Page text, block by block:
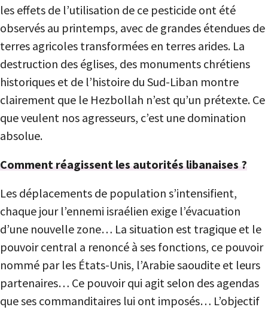
les effets de l’utilisation de ce pesticide ont été
observés au printemps, avec de grandes étendues de
terres agricoles transformées en terres arides. La
destruction des églises, des monuments chrétiens
historiques et de l’histoire du Sud-Liban montre
clairement que le Hezbollah n’est qu’un prétexte. Ce
que veulent nos agresseurs, c’est une domination
absolue.
Comment réagissent les autorités libanaises ?
Les déplacements de population s’intensifient,
chaque jour l’ennemi israélien exige l’évacuation
d’une nouvelle zone… La situation est tragique et le
pouvoir central a renoncé à ses fonctions, ce pouvoir
nommé par les États-Unis, l’Arabie saoudite et leurs
partenaires… Ce pouvoir qui agit selon des agendas
que ses commanditaires lui ont imposés… L’objectif